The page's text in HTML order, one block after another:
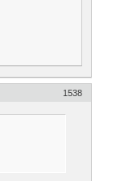
1538